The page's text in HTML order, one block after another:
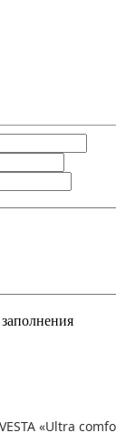
«Ultra